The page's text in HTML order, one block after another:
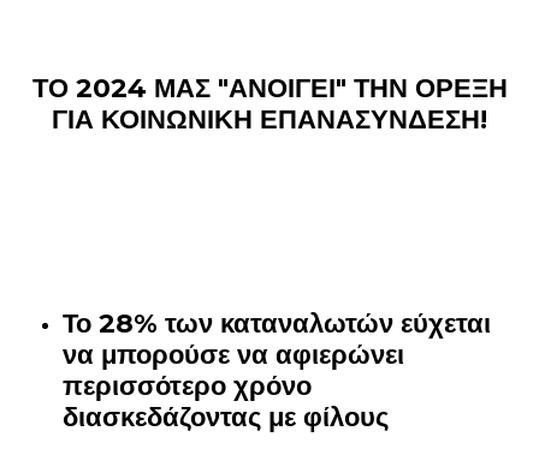
ΤΟ 2024 ΜΑΣ "ΑΝΟΙΓΕΙ" ΤΗΝ ΟΡΕΞΗ
ΓΙΑ ΚΟΙΝΩΝΙΚΗ ΕΠΑΝΑΣΥΝΔΕΣΗ!
Το 28% των καταναλωτών εύχεται
να μπορούσε να αφιερώνει
περισσότερο χρόνο
διασκεδάζοντας με φίλους